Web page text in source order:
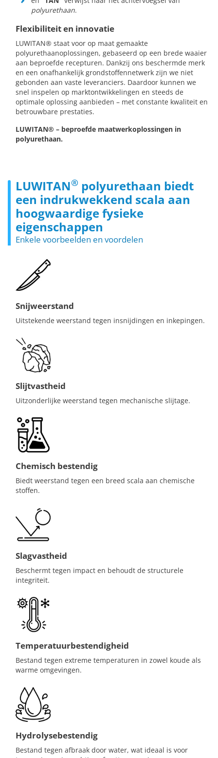
polyurethaan.
Flexibiliteit en innovatie
LUWITAN® staat voor op maat gemaakte
polyurethaanoplossingen, gebaseerd op een brede waaier
aan beproefde recepturen. Dankzij ons beschermde merk
en een onafhankelijk grondstoffennetwerk zijn we niet
gebonden aan vaste leveranciers. Daardoor kunnen we
snel inspelen op marktontwikkelingen en steeds de
optimale oplossing aanbieden – met constante kwaliteit en
betrouwbare prestaties.
LUWITAN® – beproefde maatwerkoplossingen in
polyurethaan.
LUWITAN® polyurethaan biedt
een indrukwekkend scala aan
hoogwaardige fysieke
eigenschappen
Enkele voorbeelden en voordelen
Snijweerstand
Uitstekende weerstand tegen insnijdingen en inkepingen.
Slijtvastheid
Uitzonderlijke weerstand tegen mechanische slijtage.
Chemisch bestendig
Biedt weerstand tegen een breed scala aan chemische
stoffen.
Slagvastheid
Beschermt tegen impact en behoudt de structurele
integriteit.
Temperatuurbestendigheid
Bestand tegen extreme temperaturen in zowel koude als
warme omgevingen.
Hydrolysebestendig
Bestand tegen afbraak door water, wat ideaal is voor